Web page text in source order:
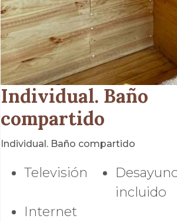
Individual. Baño
compartido
Individual. Baño compartido
Televisión
incluido
Internet